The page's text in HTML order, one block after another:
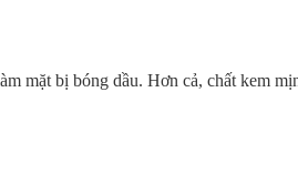
mặt bị bóng dầu. Hơn cả, chất kem